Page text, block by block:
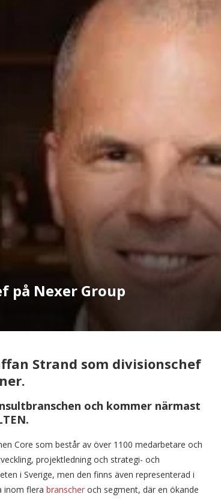
på Nexer Group
Strand som divisionschef
och kommer närmast
Core som består av över 1100 medarbetare och
projektledning och strategi- och
i Sverige, men den finns även representerad i
inom flera branscher och segment, där en ökande